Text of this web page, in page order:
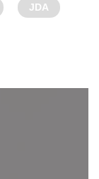
JDA